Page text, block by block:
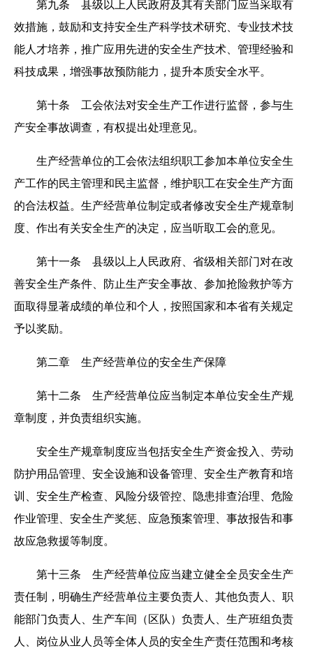
第九条 县级以上人民政府及其有关部门应当采取有
效措施，鼓励和支持安全生产科学技术研究、专业技术技
能人才培养，推广应用先进的安全生产技术、管理经验和
科技成果，增强事故预防能力，提升本质安全水平。
第十条 工会依法对安全生产工作进行监督，参与生
产安全事故调查，有权提出处理意见。
生产经营单位的工会依法组织职工参加本单位安全生
产工作的民主管理和民主监督，维护职工在安全生产方面
的合法权益。生产经营单位制定或者修改安全生产规章制
度、作出有关安全生产的决定，应当听取工会的意见。
第十一条 县级以上人民政府、省级相关部门对在改
善安全生产条件、防止生产安全事故、参加抢险救护等方
面取得显著成绩的单位和个人，按照国家和本省有关规定
予以奖励。
第二章 生产经营单位的安全生产保障
第十二条 生产经营单位应当制定本单位安全生产规
章制度，并负责组织实施。
安全生产规章制度应当包括安全生产资金投入、劳动
防护用品管理、安全设施和设备管理、安全生产教育和培
训、安全生产检查、风险分级管控、隐患排查治理、危险
作业管理、安全生产奖惩、应急预案管理、事故报告和事
故应急救援等制度。
第十三条 生产经营单位应当建立健全全员安全生产
责任制，明确生产经营单位主要负责人、其他负责人、职
能部门负责人、生产车间（区队）负责人、生产班组负责
人、岗位从业人员等全体人员的安全生产责任范围和考核